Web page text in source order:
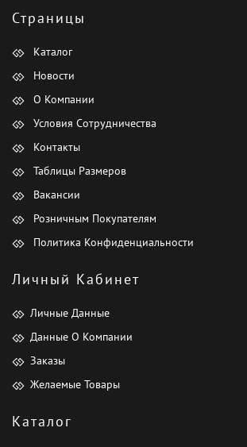
Страницы
Каталог
Новости
О Компании
Условия Сотрудничества
Контакты
Таблицы Размеров
Вакансии
Розничным Покупателям
Политика Конфиденциальности
Личный Кабинет
Личные Данные
Данные О Компании
Заказы
Желаемые Товары
Каталог